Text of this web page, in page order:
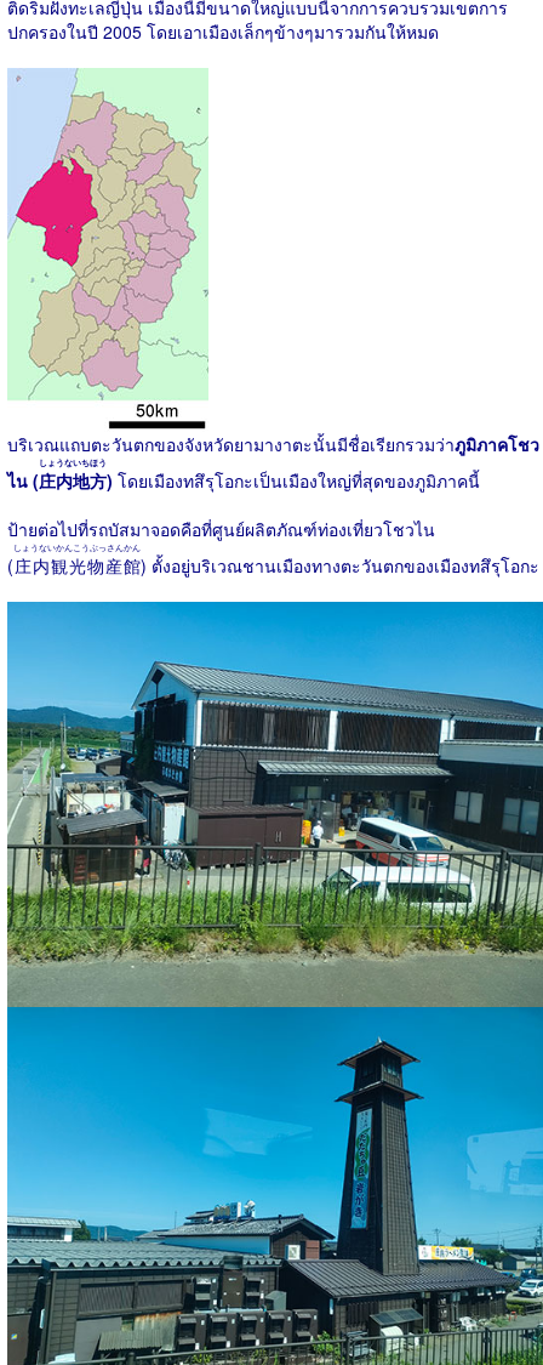
ติดริมฝั่งทะเลญี่ปุ่น เมืองนี้มีขนาดใหญ่แบบนี้จากการควบรวมเขตการ
ปกครองในปี 2005 โดยเอาเมืองเล็กๆข้างๆมารวมกันให้หมด
บริเวณแถบตะวันตกของจังหวัดยามางาตะนั้นมีชื่อเรียกรวมว่าภูมิภาคโชว
ไน (庄内地方
しょうないちほう
) โดยเมืองทสึรุโอกะเป็นเมืองใหญ่ที่สุดของภูมิภาคนี้
ป้ายต่อไปที่รถบัสมาจอดคือที่ศูนย์ผลิตภัณฑ์ท่องเที่ยวโชวไน
(庄内観光物産館
しょうないかんこうぶっさんかん
) ตั้งอยู่บริเวณชานเมืองทางตะวันตกของเมืองทสึรุโอกะ